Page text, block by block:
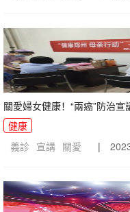
關愛婦女健康！“兩癌”防治
健康
義診 宣講 關愛 |